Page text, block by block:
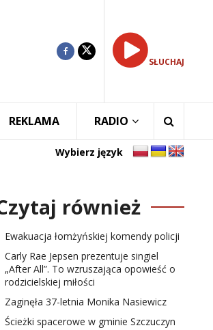
SŁUCHAJ
REKLAMA RADIO
Wybierz język
również
Ewakuacja łomżyńskiej komendy policji
Carly Rae Jepsen prezentuje singiel
„After All”. To wzruszająca opowieść o
rodzicielskiej miłości
Zaginęła 37-letnia Monika Nasiewicz
Ścieżki spacerowe w gminie Szczuczyn